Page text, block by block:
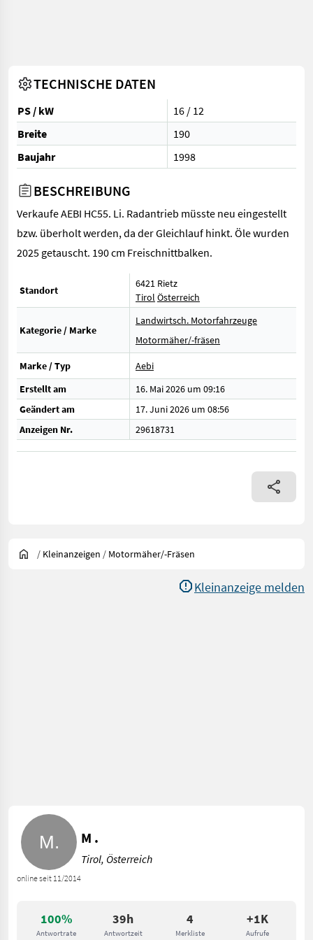
TECHNISCHE DATEN
PS / kW
16 / 12
Breite
190
Baujahr
1998
BESCHREIBUNG
Verkaufe AEBI HC55. Li. Radantrieb müsste neu eingestellt
bzw. überholt werden, da der Gleichlauf hinkt. Öle wurden
2025 getauscht. 190 cm Freischnittbalken.
Standort
6421 Rietz
Tirol Österreich
Kategorie / Marke
Landwirtsch. Motorfahrzeuge
Motormäher/-fräsen
Marke / Typ
Aebi
Erstellt am
16. Mai 2026 um 09:16
Geändert am
17. Juni 2026 um 08:56
Anzeigen Nr.
29618731
/ Kleinanzeigen / Motormäher/-Fräsen
Kleinanzeige melden
100%
Antwortrate
39h
Antwortzeit
4
Merkliste
+1K
Aufrufe
online seit 11/2014
M .
Tirol, Österreich